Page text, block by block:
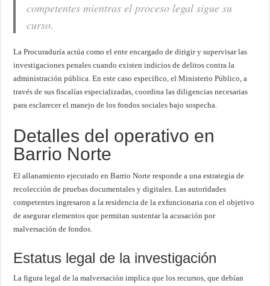
competentes mientras el proceso legal sigue su
curso.
La Procuraduría actúa como el ente encargado de dirigir y supervisar las
investigaciones penales cuando existen indicios de delitos contra la
administración pública. En este caso específico, el Ministerio Público, a
través de sus fiscalías especializadas, coordina las diligencias necesarias
para esclarecer el manejo de los fondos sociales bajo sospecha.
Detalles del operativo en
Barrio Norte
El allanamiento ejecutado en Barrio Norte responde a una estrategia de
recolección de pruebas documentales y digitales. Las autoridades
competentes ingresaron a la residencia de la exfuncionaria con el objetivo
de asegurar elementos que permitan sustentar la acusación por
malversación de fondos.
Estatus legal de la investigación
La figura legal de la malversación implica que los recursos, que debían